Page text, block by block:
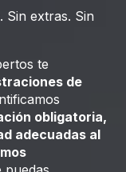
Sin extras. Sin
te
de
obligatoria,
adecuadas al